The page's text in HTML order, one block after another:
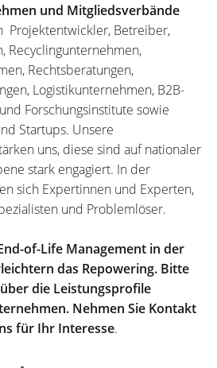
und Mitgliedsverbände
Projektentwickler, Betreiber,
Recyclingunternehmen,
Rechtsberatungen,
Logistikunternehmen, B2B-
Forschungsinstitute sowie
Startups. Unsere
uns, diese sind auf nationaler
stark engagiert. In der
sich Expertinnen und Experten,
und Problemlöser.
of-Life Management in der
das Repowering. Bitte
die Leistungsprofile
Nehmen Sie Kontakt
für Ihr Interesse.